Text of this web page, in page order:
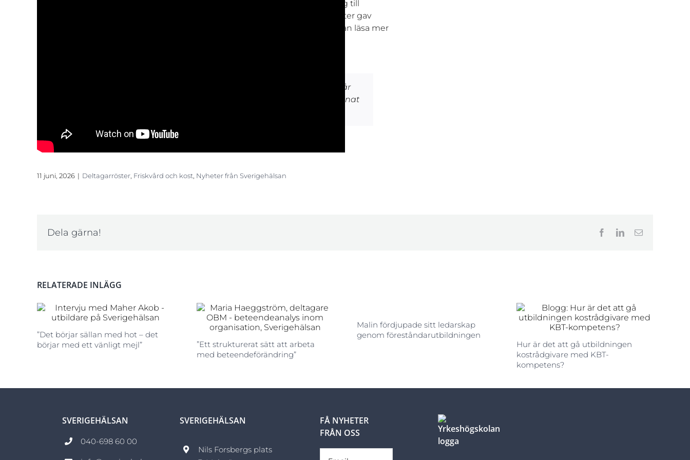
sambandet mellan kost, beteenden och välmående valde hon att utbilda sig till
kostrådgivare. Kombinationen av nutrition, KBT och praktisk träning på klienter gav
henne nya verktyg som hon redan använder i sitt arbete med ledare. Man kan läsa mer
”Teori och praktik har vävts ihop på ett väldigt bra sätt. När jag nu får
arbeta med egna klienter märker jag hur kunskapen får ett helt annat
11 juni, 2026 | Deltagarröster Friskvård och kost Nyheter från Sverigehälsan
Dela gärna! FacebookLinkedIn
E-
RELATERADE INLÄGG
”Det börjar sällan med hot – det
börjar med ett vänligt mejl”
”Ett strukturerat sätt att arbeta
med beteendeförändring”
Malin fördjupade sitt ledarskap
genom föreståndarutbildningen
Hur är det att gå utbildningen
kostrådgivare med KBT-
kompetens?
SVERIGEHÄLSAN
040-698 60 00
SVERIGEHÄLSAN
Nils Forsbergs plats
FÅ NYHETER
FRÅN OSS